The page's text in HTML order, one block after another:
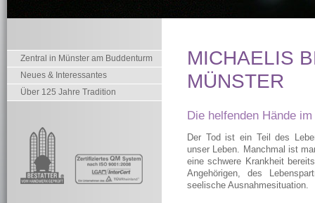
Zentral in Münster am Buddenturm
Neues & Interessantes
Über 125 Jahre Tradition
MICHAELIS
MÜNSTER
Die helfenden Hände
Der Tod ist ein Teil des
unser Leben. Manchmal ist
eine schwere Krankheit
Angehörigen, des
seelische Ausnahmesituation.